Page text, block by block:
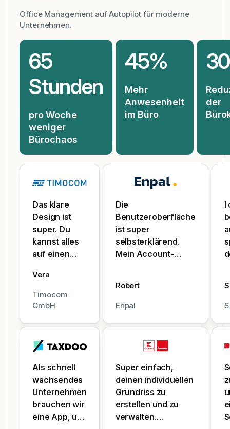
Office Management auf Autopilot für moderne
Unternehmen.
65
Stunden
pro Woche
weniger
Bürochaos
45%
Mehr
Anwesenheit
im Büro
der
Das klare
Design ist
super. Du
kannst alles
auf einen
ohne danach
suchen zu
müssen.
Feiertage,
Homeoffice
usw. werden
sehr
übersichtlich
angezeigt.
Vera
Timocom
GmbH
Die
Benutzeroberfläche
ist super
selbsterklärend.
Mein Account-
antwortet
unglaublich schnell.
Robert
Enpal
I
Als schnell
wachsendes
Unternehmen
brauchen wir
eine App, um
Super einfach,
deinen individuellen
Grundriss zu
erstellen und zu
verwalten.